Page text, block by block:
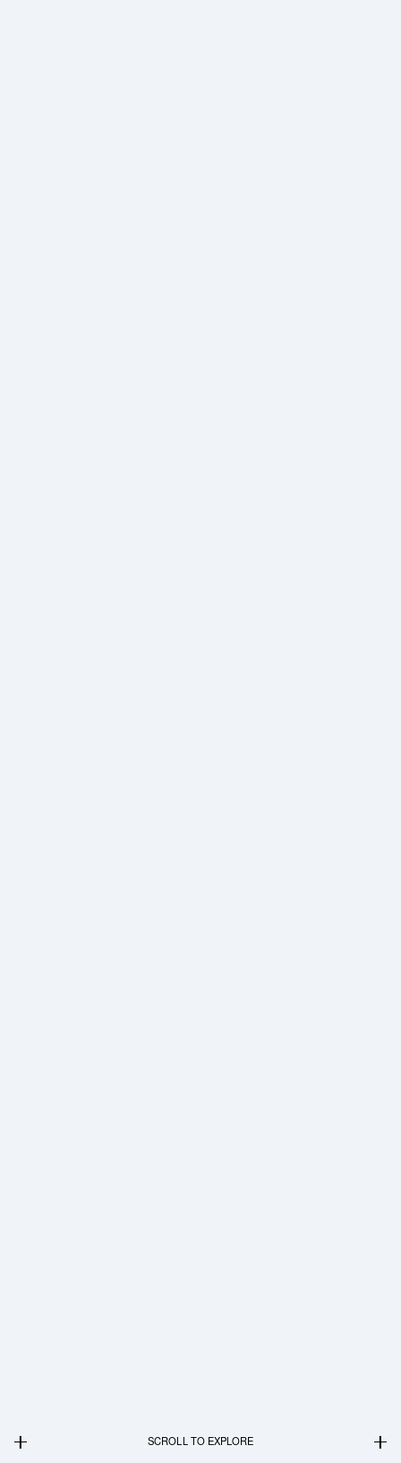
SCROLL TO EXPLORE